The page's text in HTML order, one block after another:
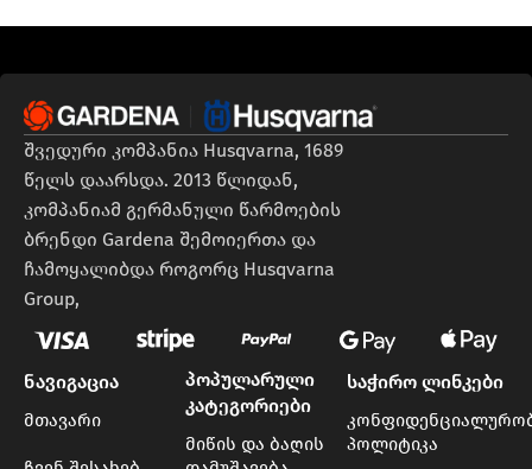
შვედური კომპანია Husqvarna, 1689
წელს დაარსდა. 2013 წლიდან,
კომპანიამ გერმანული წარმოების
ბრენდი Gardena შემოიერთა და
ჩამოყალიბდა როგორც Husqvarna
Group,
ნავიგაცია
მთავარი
პოპულარული
კატეგორიები
მიწის და ბაღის
საჭირო ლინკები
პოლიტიკა